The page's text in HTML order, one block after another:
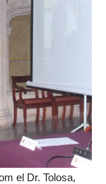
el Dr. Tolosa,